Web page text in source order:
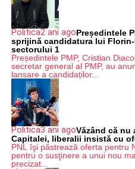
Politica2 ani agoPreședintele
sprijină candidatura lui
sectorului 1
Președintele PMP, Cristian
secretar general al PMP, au
lansare a candidaților...
Politica3 ani agoVăzând că nu
Capitalei, liberalii insistă cu
PNL îşi păstrează oferta pentru
pentru o susţinere a unui nou
precizat...